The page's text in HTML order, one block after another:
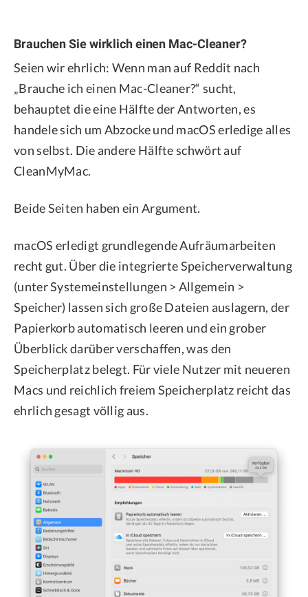
Brauchen Sie wirklich einen Mac-Cleaner?
Seien wir ehrlich: Wenn man auf Reddit nach
„Brauche ich einen Mac-Cleaner?“ sucht,
behauptet die eine Hälfte der Antworten, es
handele sich um Abzocke und macOS erledige alles
von selbst. Die andere Hälfte schwört auf
CleanMyMac.
Beide Seiten haben ein Argument.
macOS erledigt grundlegende Aufräumarbeiten
recht gut. Über die integrierte Speicherverwaltung
(unter Systemeinstellungen > Allgemein >
Speicher) lassen sich große Dateien auslagern, der
Papierkorb automatisch leeren und ein grober
Überblick darüber verschaffen, was den
Speicherplatz belegt. Für viele Nutzer mit neueren
Macs und reichlich freiem Speicherplatz reicht das
ehrlich gesagt völlig aus.